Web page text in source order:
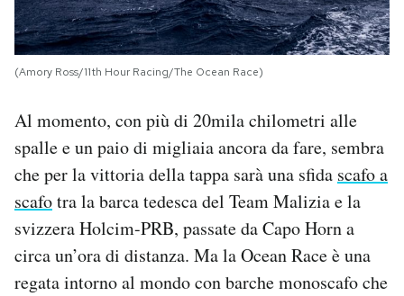
(Amory Ross/11th Hour Racing/The Ocean Race)
Al momento, con più di 20mila chilometri alle
spalle e un paio di migliaia ancora da fare, sembra
che per la vittoria della tappa sarà una sfida scafo a
scafotra la barca tedesca del Team Malizia e la
svizzera Holcim-PRB, passate da Capo Horn a
circa un’ora di distanza. Ma la Ocean Race è una
regata intorno al mondo con barche monoscafo che